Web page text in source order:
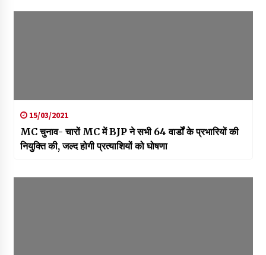
15/03/2021
MC चुनाव- चारों MC में BJP ने सभी 64 वार्डों के प्रभारियों की
नियुक्ति की, जल्द होगी प्रत्याशियों को घोषणा